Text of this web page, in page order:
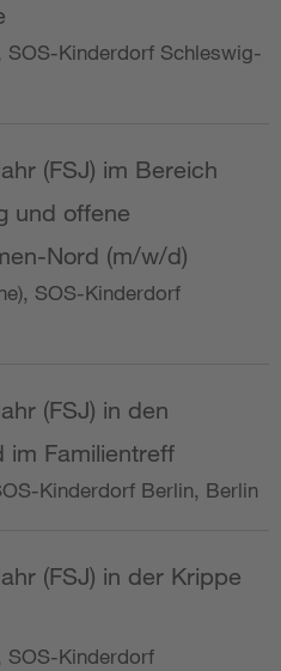
SOS-Kinderdorf Schleswig-
(FSJ) im Bereich
und offene
Nord (m/w/d)
SOS-Kinderdorf
(FSJ) in den
im Familientreff
Kinderdorf Berlin, Berlin
(FSJ) in der Krippe
SOS-Kinderdorf